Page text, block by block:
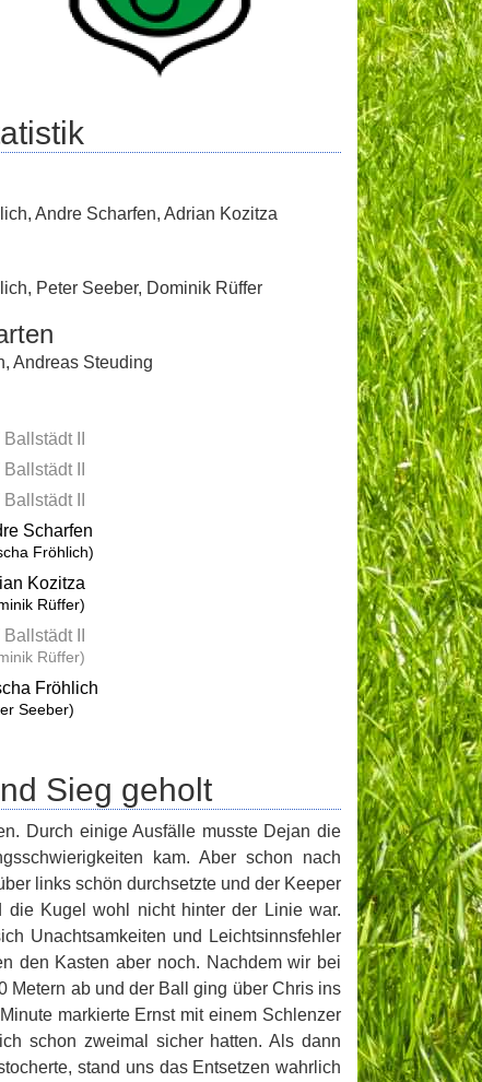
, Andre Scharfen, Adrian Kozitza
, Peter Seeber, Dominik Rüffer
, Andreas Steuding
Ballstädt II
Ballstädt II
Ballstädt II
Scharfen
Fröhlich)
Kozitza
Rüffer)
Ballstädt II
Rüffer)
Fröhlich
Seeber)
Sieg geholt
Durch einige Ausfälle musste Dejan die
kam. Aber schon nach
links schön durchsetzte und der Keeper
Kugel wohl nicht hinter der Linie war.
Unachtsamkeiten und Leichtsinnsfehler
den Kasten aber noch. Nachdem wir bei
Metern ab und der Ball ging über Chris ins
markierte Ernst mit einem Schlenzer
schon zweimal sicher hatten. Als dann
stand uns das Entsetzen wahrlich